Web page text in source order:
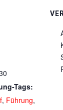
Tags:
, Führung,